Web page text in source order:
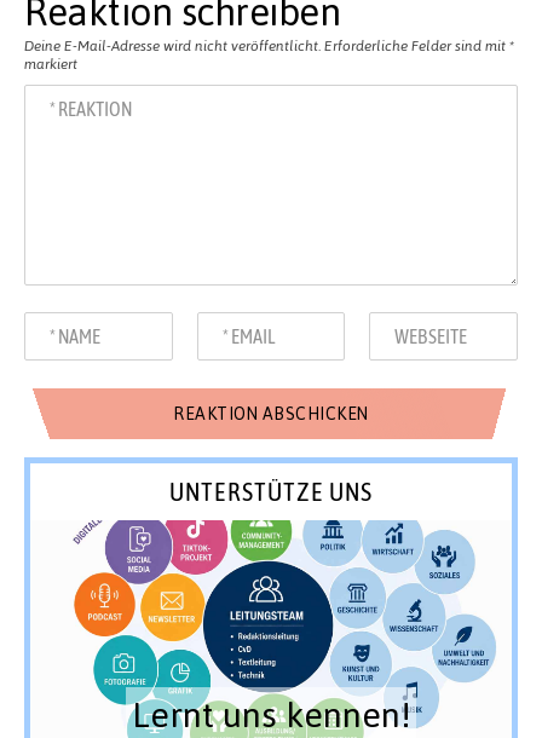
Reaktion schreiben
Deine E-Mail-Adresse wird nicht veröffentlicht. Erforderliche Felder sind mit *
markiert
UNTERSTÜTZE UNS
Lernt uns kennen!